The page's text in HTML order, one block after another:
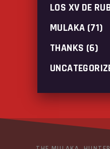
LOS XV DE
MULAKA (71)
THANKS (6)